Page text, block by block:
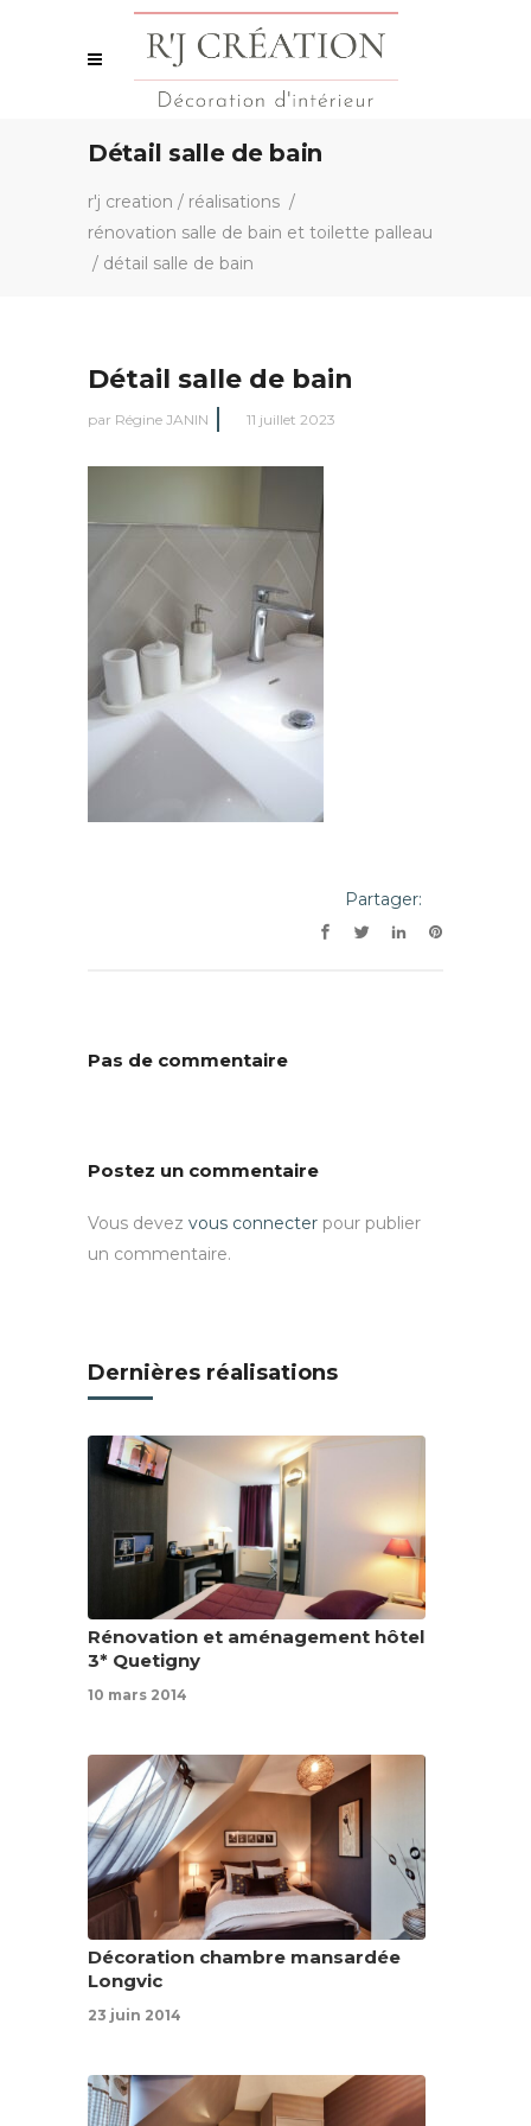
Détail salle de bain
r'j creation / réalisations /
rénovation salle de bain et toilette palleau
/ détail salle de bain
Détail salle de bain
par Régine JANIN 11 juillet 2023
Partager:
Pas de commentaire
Postez un commentaire
Vous devez vous connecter pour publier
un commentaire.
Dernières réalisations
Rénovation et aménagement hôtel
3* Quetigny
10 mars 2014
Décoration chambre mansardée
Longvic
23 juin 2014